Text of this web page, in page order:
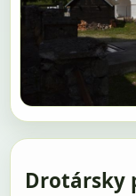
Drotársky